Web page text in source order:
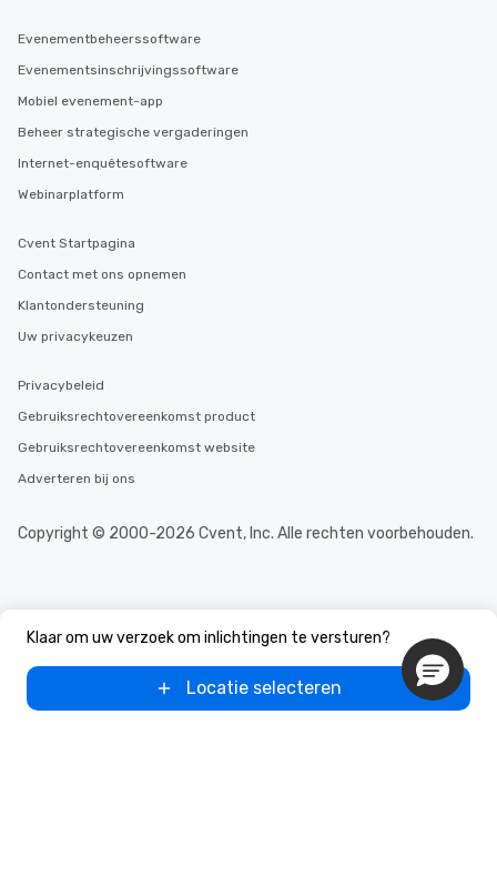
Klaar om uw verzoek om inlichtingen te versturen?
Locatie selecteren
Evenementbeheerssoftware
Evenementsinschrijvingssoftware
Mobiel evenement-app
Beheer strategische vergaderingen
Internet-enquêtesoftware
Webinarplatform
Cvent Startpagina
Contact met ons opnemen
Klantondersteuning
Uw privacykeuzen
Privacybeleid
Gebruiksrechtovereenkomst product
Gebruiksrechtovereenkomst website
Adverteren bij ons
Copyright © 2000-2026 Cvent, Inc. Alle rechten voorbehouden.